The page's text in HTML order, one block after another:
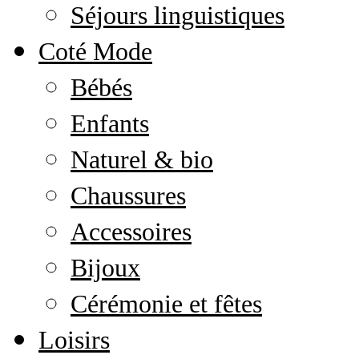
Séjours linguistiques
Coté Mode
Bébés
Enfants
Naturel & bio
Chaussures
Accessoires
Bijoux
Cérémonie et fêtes
Loisirs